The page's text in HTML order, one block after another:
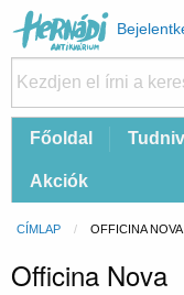
Felhasználói
fiók
menüje
FőFőoldal
Akciók
Morzsa
CÍMLAP CURRENT:
OFFICINA NOVA
Officina Nova